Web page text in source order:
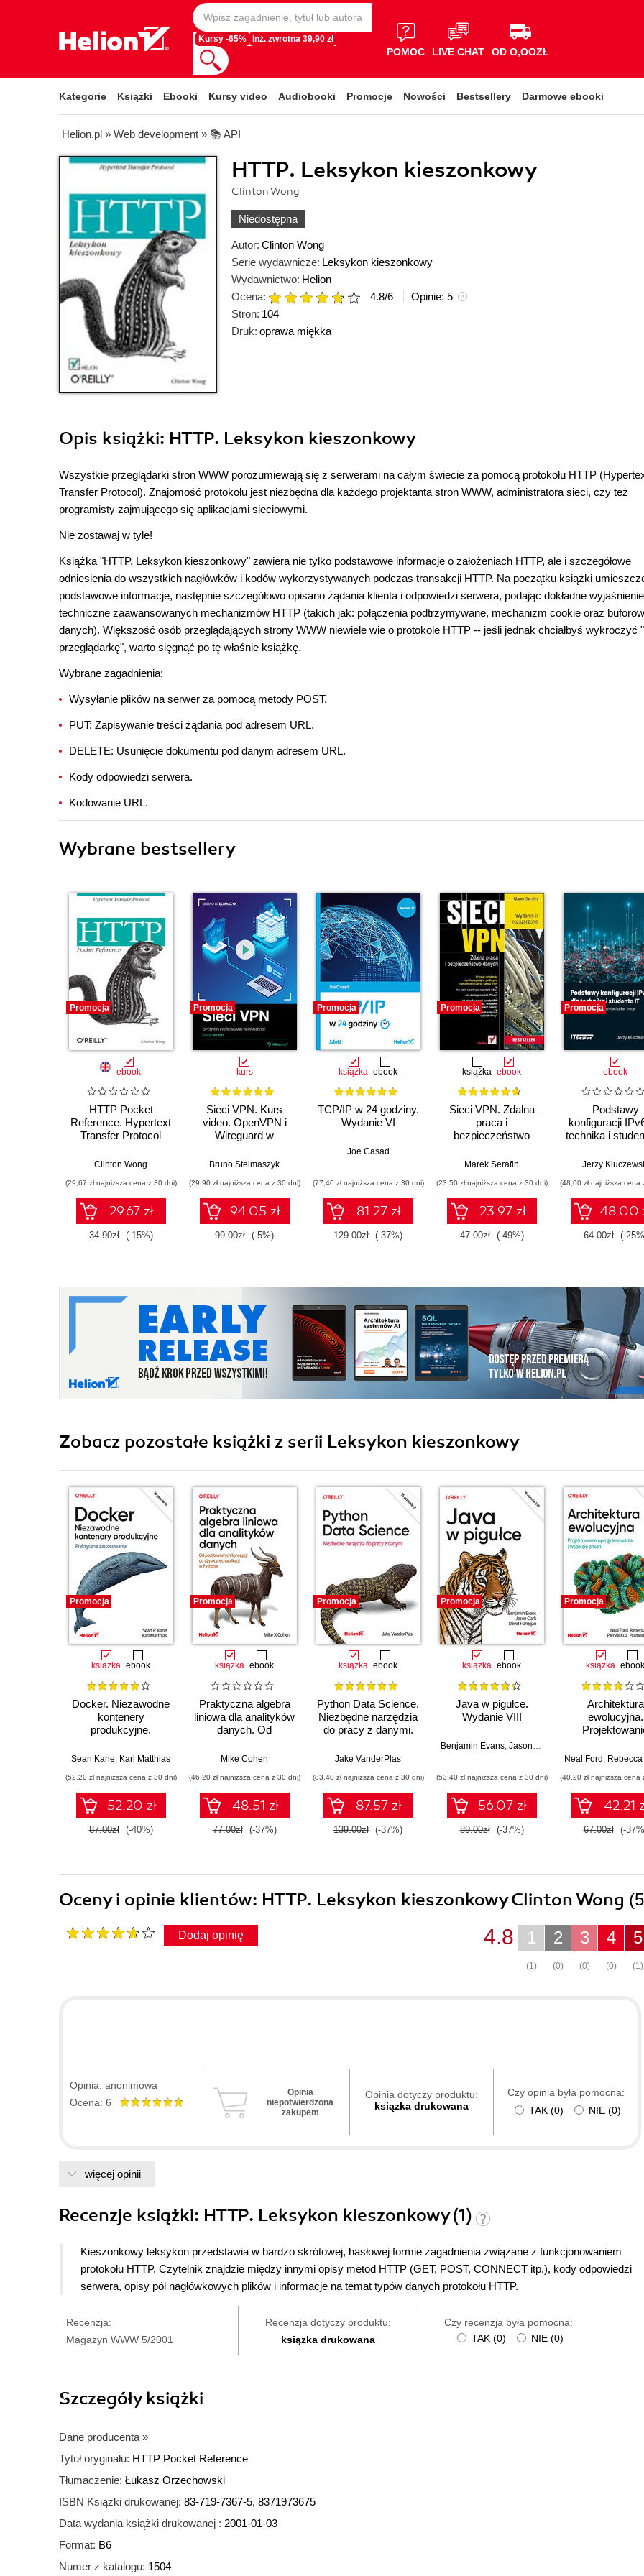
Kursy -65% Inż. zwrotna 39,90 zł
POMOC LIVE CHAT OD O,OOZŁ
Kategorie Książki Ebooki Kursy video Audiobooki Promocje Nowości Bestsellery Darmowe ebooki
Helion.pl » Web development » 📚 API
HTTP. Leksykon kieszonkowy
Clinton Wong
Niedostępna
Autor: Clinton Wong
Serie wydawnicze: Leksykon kieszonkowy
Wydawnictwo: Helion
Ocena:
4.8/6 Opinie: 5
Stron: 104
Druk: oprawa miękka
Opis książki: HTTP. Leksykon kieszonkowy
Wszystkie przeglądarki stron WWW porozumiewają się z serwerami na całym świecie za pomocą protokołu HTTP
Transfer Protocol). Znajomość protokołu jest niezbędna dla każdego projektanta stron WWW, administratora sieci, czy też
programisty zajmującego się aplikacjami sieciowymi.
Nie zostawaj w tyle!
Książka "HTTP. Leksykon kieszonkowy" zawiera nie tylko podstawowe informacje o założeniach HTTP, ale i szczegółowe
odniesienia do wszystkich nagłówków i kodów wykorzystywanych podczas transakcji HTTP. Na początku książki
podstawowe informacje, następnie szczegółowo opisano żądania klienta i odpowiedzi serwera, podając dokładne wyjaśnienie
techniczne zaawansowanych mechanizmów HTTP (takich jak: połączenia podtrzymywane, mechanizm cookie oraz
danych). Większość osób przeglądających strony WWW niewiele wie o protokole HTTP -- jeśli jednak chciałbyś wykroczyć
przeglądarkę", warto sięgnąć po tę właśnie książkę.
Wybrane zagadnienia:
Wysyłanie plików na serwer za pomocą metody POST.
PUT: Zapisywanie treści żądania pod adresem URL.
DELETE: Usunięcie dokumentu pod danym adresem URL.
Kody odpowiedzi serwera.
Kodowanie URL.
Wybrane bestsellery
Promocja
ebook
HTTP Pocket
Reference. Hypertext
Transfer Protocol
Clinton Wong
(29,67 zł najniższa cena z 30 dni)
29.67 zł
34.90zł (-15%)
Promocja
kurs
Sieci VPN. Kurs
video. OpenVPN i
Wireguard w
Bruno Stelmaszyk
(29,90 zł najniższa cena z 30 dni)
94.05 zł
99.00zł (-5%)
Promocja
książka ebook
TCP/IP w 24 godziny.
Wydanie VI
Joe Casad
(77,40 zł najniższa cena z 30 dni)
81.27 zł
129.00zł (-37%)
Promocja
książka ebook
Sieci VPN. Zdalna
praca i
bezpieczeństwo
rozszerzone
Marek Serafin
(23,50 zł najniższa cena z 30 dni)
23.97 zł
47.00zł (-49%)
Promocja
ebook
Podstawy
konfiguracji
technika i
ćwiczeniami
Jerzy
(48,00 zł najniższa cena
48.00
64.00zł (-
Zobacz pozostałe książki z serii Leksykon kieszonkowy
Promocja
książka ebook
Docker. Niezawodne
kontenery
produkcyjne.
zastosowania.
Sean Kane Karl Matthias
(52,20 zł najniższa cena z 30 dni)
52.20 zł
87.00zł (-40%)
Promocja
książka ebook
Praktyczna algebra
liniowa dla analityków
danych. Od
koncepcji do
w Pythonie
Mike Cohen
(46,20 zł najniższa cena z 30 dni)
48.51 zł
77.00zł (-37%)
Promocja
książka ebook
Python Data Science.
Niezbędne narzędzia
do pracy z danymi.
Jake VanderPlas
(83,40 zł najniższa cena z 30 dni)
87.57 zł
139.00zł (-37%)
Promocja
książka ebook
Java w pigułce.
Wydanie VIII
Benjamin Evans Jason Clark
(53,40 zł najniższa cena z 30 dni)
56.07 zł
89.00zł (-37%)
Promocja
książka ebook
Architektura
ewolucyjna.
wsparcie
Neal Ford Rebecca
(40,20 zł najniższa cena
42.21
67.00zł (-
Oceny i opinie klientów: HTTP. Leksykon kieszonkowy Clinton Wong
Dodaj opinię 5
(1)
4
(0)
3
(0)
2
(0)
1
(1)
4.8
Opinia: anonimowa
Ocena: 6
Opinia
niepotwierdzona
zakupem
Opinia dotyczy produktu:
ksiązka drukowana
Czy opinia była pomocna:
TAK (0) NIE (0)
więcej opinii
Recenzje książki: HTTP. Leksykon kieszonkowy (1)
Kieszonkowy leksykon przedstawia w bardzo skrótowej, hasłowej formie zagadnienia związane z funkcjonowaniem
protokołu HTTP. Czytelnik znajdzie między innymi opisy metod HTTP (GET, POST, CONNECT itp.), kody odpowiedzi
serwera, opisy pól nagłówkowych plików i informacje na temat typów danych protokołu HTTP.
Recenzja:
Magazyn WWW 5/2001
Recenzja dotyczy produktu:
ksiązka drukowana
Czy recenzja była pomocna:
TAK (0) NIE (0)
Szczegółyksiążki
Dane producenta »
Tytuł oryginału: HTTP Pocket Reference
Tłumaczenie: Łukasz Orzechowski
ISBN Książki drukowanej: 83-719-7367-5, 8371973675
Data wydania książki drukowanej : 2001-01-03
Format: B6
Numer z katalogu: 1504